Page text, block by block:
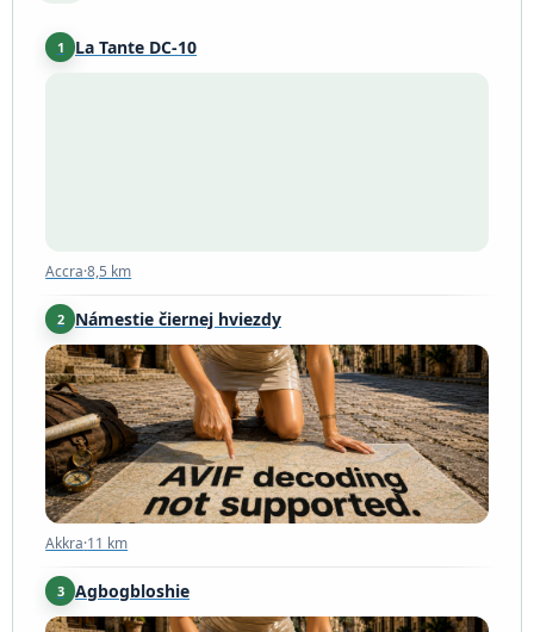
1 La Tante DC-10
Accra·8,5 km
2 Námestie čiernej hviezdy
Akkra·11 km
Akkra·11 km
3 Agbogbloshie